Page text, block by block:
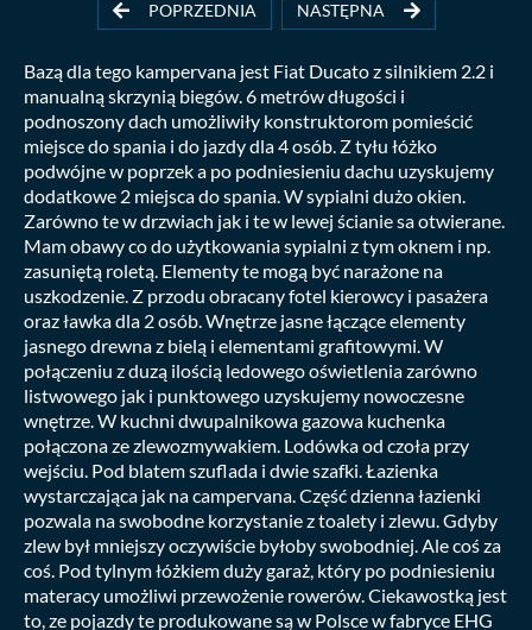
POPRZEDNIA NASTĘPNA
Bazą dla tego kampervana jest Fiat Ducato z silnikiem 2.2 i
manualną skrzynią biegów. 6 metrów długości i
podnoszony dach umożliwiły konstruktorom pomieścić
miejsce do spania i do jazdy dla 4 osób. Z tyłu łóżko
podwójne w poprzek a po podniesieniu dachu uzyskujemy
dodatkowe 2 miejsca do spania. W sypialni dużo okien.
Zarówno te w drzwiach jak i te w lewej ścianie sa otwierane.
Mam obawy co do użytkowania sypialni z tym oknem i np.
zasuniętą roletą. Elementy te mogą być narażone na
uszkodzenie. Z przodu obracany fotel kierowcy i pasażera
oraz ławka dla 2 osób. Wnętrze jasne łączące elementy
jasnego drewna z bielą i elementami grafitowymi. W
połączeniu z duzą ilością ledowego oświetlenia zarówno
listwowego jak i punktowego uzyskujemy nowoczesne
wnętrze. W kuchni dwupalnikowa gazowa kuchenka
połączona ze zlewozmywakiem. Lodówka od czoła przy
wejściu. Pod blatem szuflada i dwie szafki. Łazienka
wystarczająca jak na campervana. Część dzienna łazienki
pozwala na swobodne korzystanie z toalety i zlewu. Gdyby
zlew był mniejszy oczywiście byłoby swobodniej. Ale coś za
coś. Pod tylnym łóżkiem duży garaż, który po podniesieniu
materacy umożliwi przewożenie rowerów. Ciekawostką jest
to, ze pojazdy te produkowane są w Polsce w fabryce EHG